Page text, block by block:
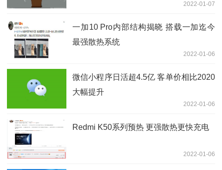
2022-01-07
一加10 Pro内部结构揭晓 搭载一加迄今
最强散热系统
2022-01-06
微信小程序日活超4.5亿 客单价相比2020
大幅提升
2022-01-06
Redmi K50系列预热 更强散热更快充电
2022-01-06